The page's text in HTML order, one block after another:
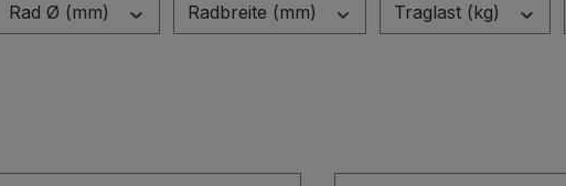
Rad Ø (mm) Radbreite (mm) Traglast (kg)